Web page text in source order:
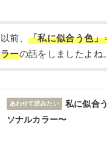
以前、 「私に似合う色」
ラーの話をしましたよね。
あわせて読みたい
私に似合
ソナルカラー〜